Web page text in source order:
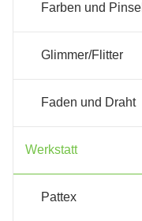
Farben und Pinsel
Glimmer/Flitter
Faden und Draht
Werkstatt
Pattex